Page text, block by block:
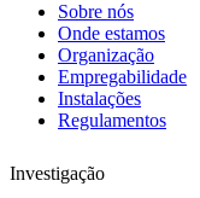
Sobre nós
Onde estamos
Organização
Empregabilidade
Instalações
Regulamentos
Investigação